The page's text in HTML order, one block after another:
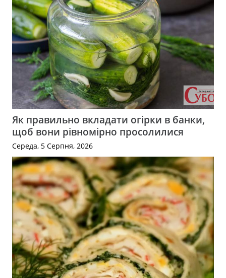
Як правильно вкладати огірки в банки,
щоб вони рівномірно просолилися
Середа, 5 Серпня, 2026